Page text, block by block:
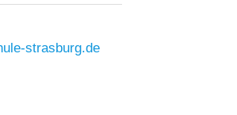
strasburg.de